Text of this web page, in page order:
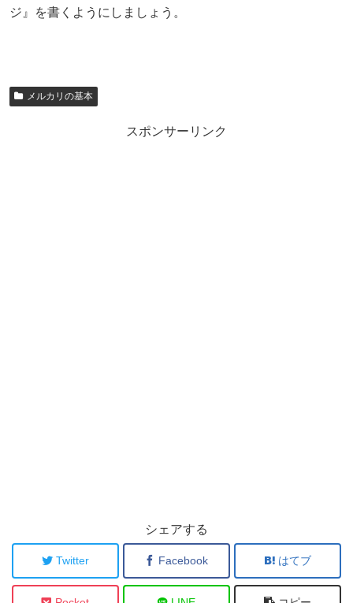
ジ』を書くようにしましょう。
メルカリの基本
スポンサーリンク
シェアする
Twitter Facebook はてブ